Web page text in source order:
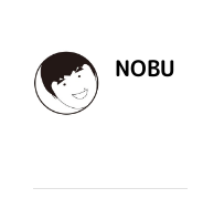
NOBU